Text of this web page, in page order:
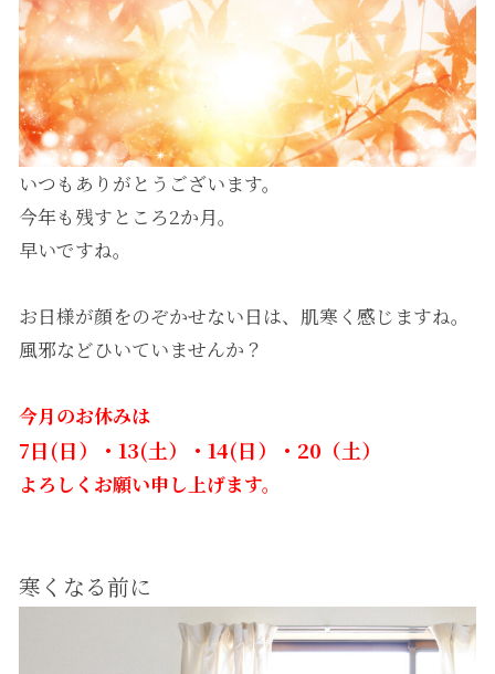
いつもありがとうございます。
今年も残すところ2か月。
早いですね。
お日様が顔をのぞかせない日は、肌寒く感じますね。
風邪などひいていませんか？
今月のお休みは
7日(日）・13(土）・14(日）・20（土）
よろしくお願い申し上げます。
寒くなる前に